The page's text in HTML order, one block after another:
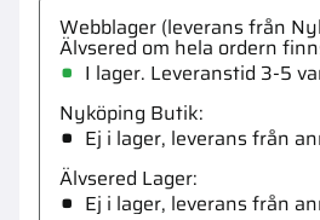
Webblager (leverans från
Älvsered om hela ordern
I lager. Leveranstid 3-5
Nyköping Butik
Ej i lager, leverans från
Älvsered Lager
Ej i lager, leverans från